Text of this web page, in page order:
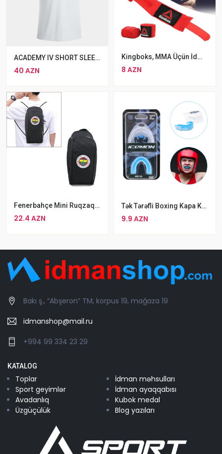
ACADEMY IV SHORT SLEEVE T-SHIRT WHITE ROYAL
40 AZN
Kingboks, MMA Üçün İdman Sarğısı Reebok Boks Sarğısı 2 X Pambıq Reebok Bint Velcro Sarğı
8 AZN
Fenerbahçe Mini Ruqzaq Bel Çantası Qara
22.4 AZN
Tək Tərəfli Boxing Kapa King Boxing MMA Diş Qoruyucu Qoxulu Döyüş Ağızlığı
9.9 AZN
Bakı ş., “Abşeron” TM, korpus 19, mağaza 19
idmanshop@mail.ru
+994 99 334 23 29
KATALOG
Toplar
İdman məhsulları
Sport geyimlər
İdman ayaqqabısı
Avadanlıq
Kubok medal
Üzgüçülük
Blog yazıları